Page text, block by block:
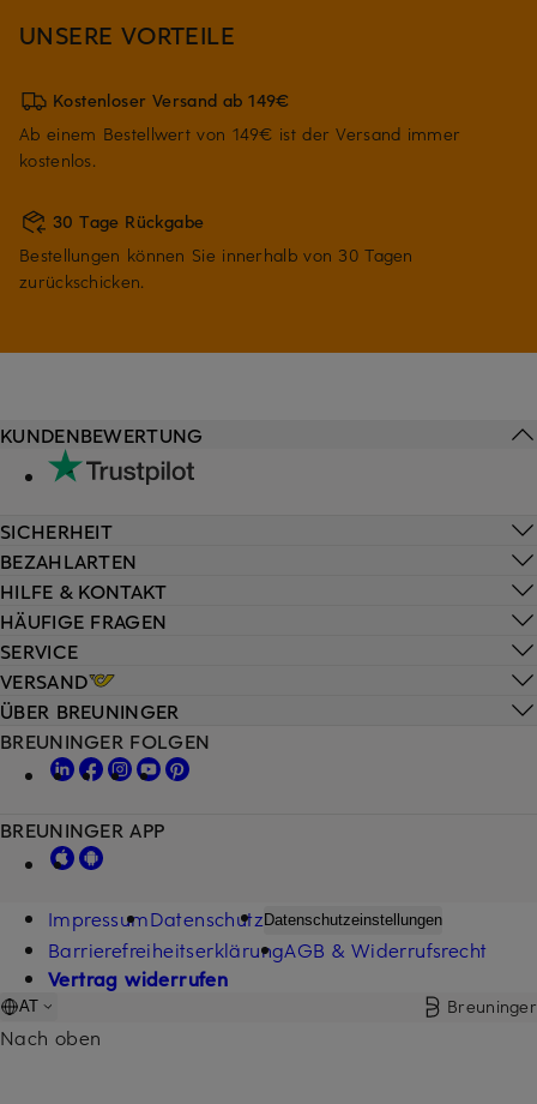
UNSERE VORTEILE
Kostenloser Versand ab 149€
Ab einem Bestellwert von 149€ ist der Versand immer
kostenlos.
30 Tage Rückgabe
Bestellungen können Sie innerhalb von 30 Tagen
zurückschicken.
HILFE & KONTAKT
HÄUFIGE FRAGEN
SERVICE
VERSAND
KUNDENBEWERTUNG
SICHERHEIT
BEZAHLARTEN
ÜBER BREUNINGER
BREUNINGER FOLGEN
BREUNINGER APP
ImpressumDatenschutz Datenschutzeinstellungen
BarrierefreiheitserklärungAGB & Widerrufsrecht
Vertrag widerrufen
AT Breuninger
Nach oben